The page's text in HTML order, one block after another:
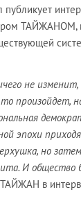
публикует
ТАЙЖАНОМ,
не
произойдет,
эпохи
но
И общество
ТАЙЖАН в